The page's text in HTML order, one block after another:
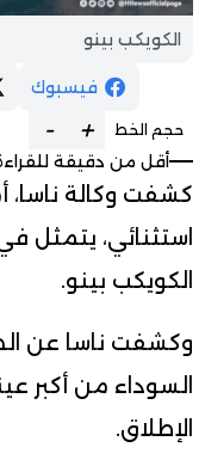
الكويكب بينو
فيسبوك
حجم الخط +
-
أقل من دقيقة
استثنائي، يتمثل
الكويكب بينو.
وكشفت ناسا عن
السوداء من أكبر
الإطلاق.